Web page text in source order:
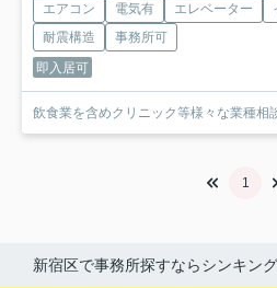
エアコン 電気有 エレベーター
耐震構造
事務所可
即入居可
飲食業を含めクリニック等様々な業種相
1
新宿区で事務所探すならシンキング